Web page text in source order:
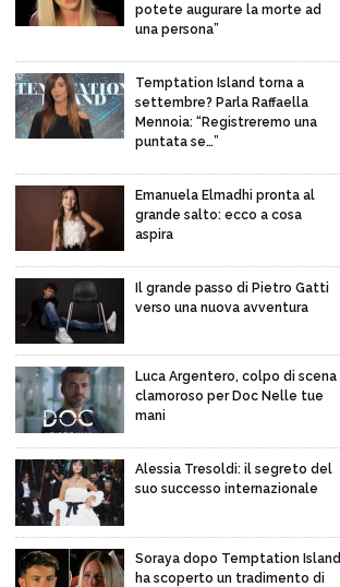
potete augurare la morte ad
una persona”
Temptation Island torna a
settembre? Parla Raffaella
Mennoia: “Registreremo una
puntata se…”
Emanuela Elmadhi pronta al
grande salto: ecco a cosa
aspira
Il grande passo di Pietro Gatti
verso una nuova avventura
Luca Argentero, colpo di scena
clamoroso per Doc Nelle tue
mani
Alessia Tresoldi: il segreto del
suo successo internazionale
Soraya dopo Temptation Island
ha scoperto un tradimento di